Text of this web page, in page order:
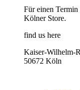
Für einen
Kölner Store.
find us here
Kaiser-Wilhelm-
50672 Köln